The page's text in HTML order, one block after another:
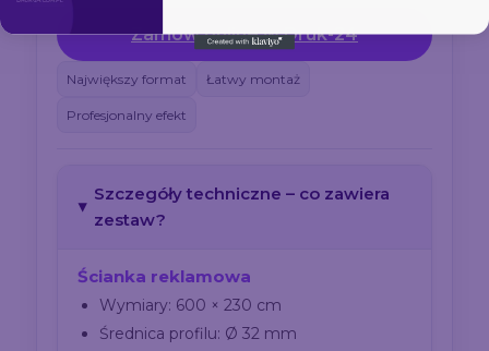
Zamów online w Druk-24
Największy format Łatwy montaż
Profesjonalny efekt
Szczegóły techniczne – co zawiera
zestaw?
Ścianka reklamowa
Wymiary: 600 × 230 cm
Średnica profilu: Ø 32 mm